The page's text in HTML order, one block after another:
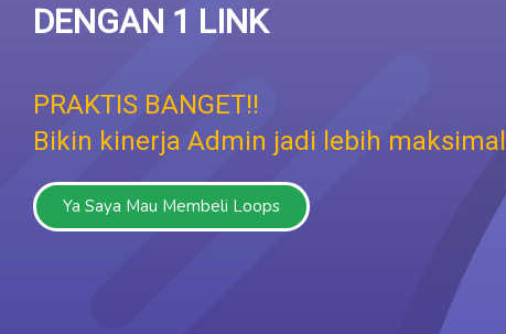
DENGAN 1 LINK
PRAKTIS BANGET!!
Bikin kinerja Admin jadi lebih maksimal
Ya Saya Mau Membeli Loops